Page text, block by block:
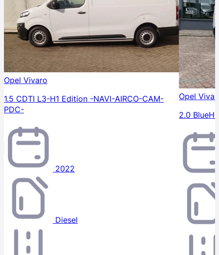
Opel Vivaro
1.5 CDTI L3-H1 Edition -NAVI-AIRCO-CAM-
PDC-
2022
Diesel
Opel
2.0